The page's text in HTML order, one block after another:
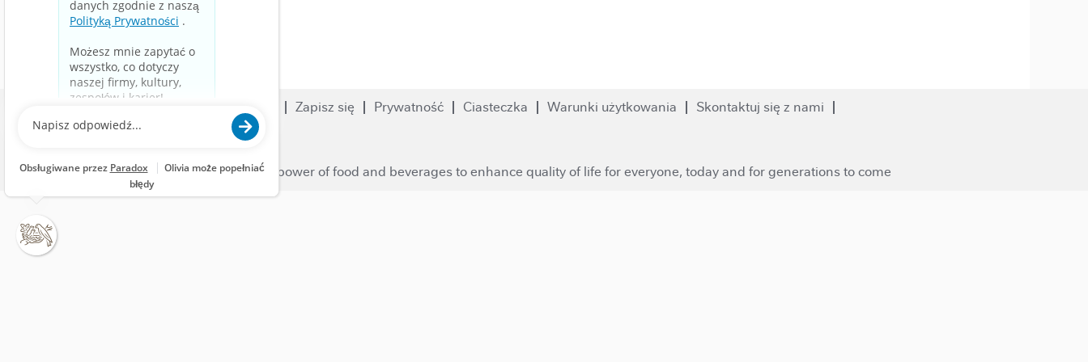
Zapisz się Prywatność Ciasteczka Warunki użytkowania
Skontaktuj się z nami
Nestle.com
© 2023 Nestlé | We unlock the power of food and beverages to enhance quality of life for everyone, today and for generations to come